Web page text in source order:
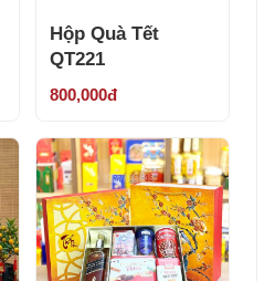
Hộp Quà Tết
QT221
800,000đ